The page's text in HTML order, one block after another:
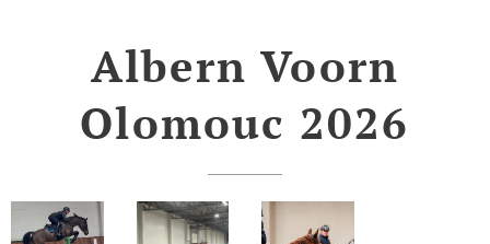
Albern Voorn
Olomouc 2026